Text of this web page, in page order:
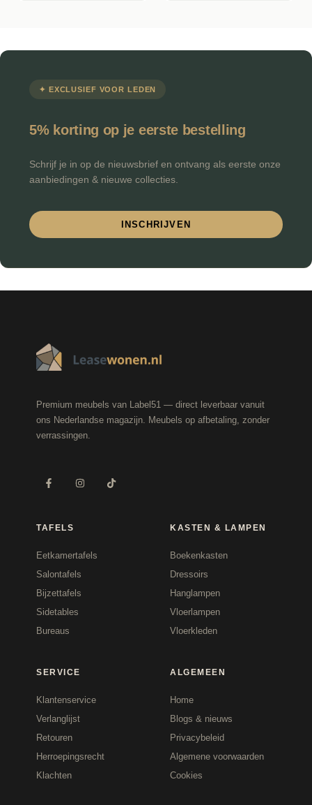
✦ EXCLUSIEF VOOR LEDEN
5% korting op je eerste bestelling
Schrijf je in op de nieuwsbrief en ontvang als eerste onze
aanbiedingen & nieuwe collecties.
INSCHRIJVEN
Premium meubels van Label51 — direct leverbaar vanuit
ons Nederlandse magazijn. Meubels op afbetaling, zonder
verrassingen.
TAFELS
Eetkamertafels
Salontafels
Bijzettafels
Sidetables
Bureaus
KASTEN & LAMPEN
Boekenkasten
Dressoirs
Hanglampen
Vloerlampen
Vloerkleden
SERVICE
Klantenservice
Verlanglijst
Retouren
Herroepingsrecht
Klachten
ALGEMEEN
Home
Blogs & nieuws
Privacybeleid
Algemene voorwaarden
Cookies